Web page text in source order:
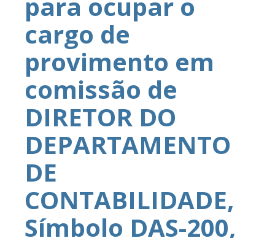
cargo de
provimento em
comissão de
DIRETOR DO
DEPARTAMENTO
DE
CONTABILIDADE,
Símbolo DAS-200,